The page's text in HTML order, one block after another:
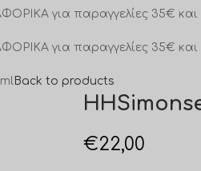
για παραγγελίες 35€ και
για παραγγελίες 35€ και
Back to products
€22,00